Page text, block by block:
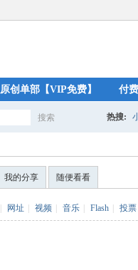
原创单部【VIP免费】 付
搜索 热搜:
我的分享 随便看看
网址 视频 音乐 Flash 投票